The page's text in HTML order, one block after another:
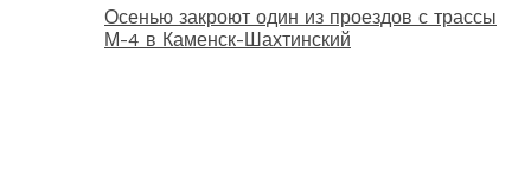
Осенью закроют один из проездов с трассы
М-4 в Каменск-Шахтинский